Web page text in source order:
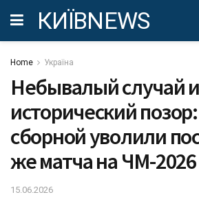
КИЇВNEWS
Home Україна
Небывалый случай и
исторический
сборной уволили
же матча на ЧМ-2026
15.06.2026